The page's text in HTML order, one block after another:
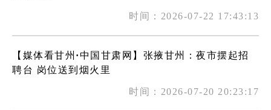
时间：2026-07-22 17:43:13
【媒体看甘州·中国甘肃网】张掖甘州：夜市摆起招
聘台 岗位送到烟火里
时间：2026-07-20 20:23:17